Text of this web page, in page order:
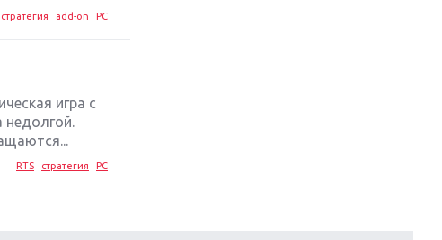
стратегия add-on PC
игра с
RTS стратегия PC